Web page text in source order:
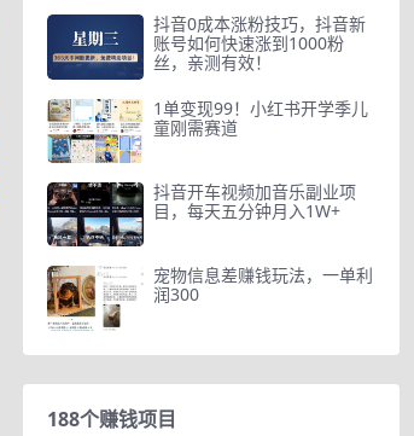
抖音0成本涨粉技巧，抖音新
账号如何快速涨到1000粉
丝，亲测有效！
1单变现99！小红书开学季儿
童刚需赛道
抖音开车视频加音乐副业项
目，每天五分钟月入1W+
宠物信息差赚钱玩法，一单利
润300
188个赚钱项目